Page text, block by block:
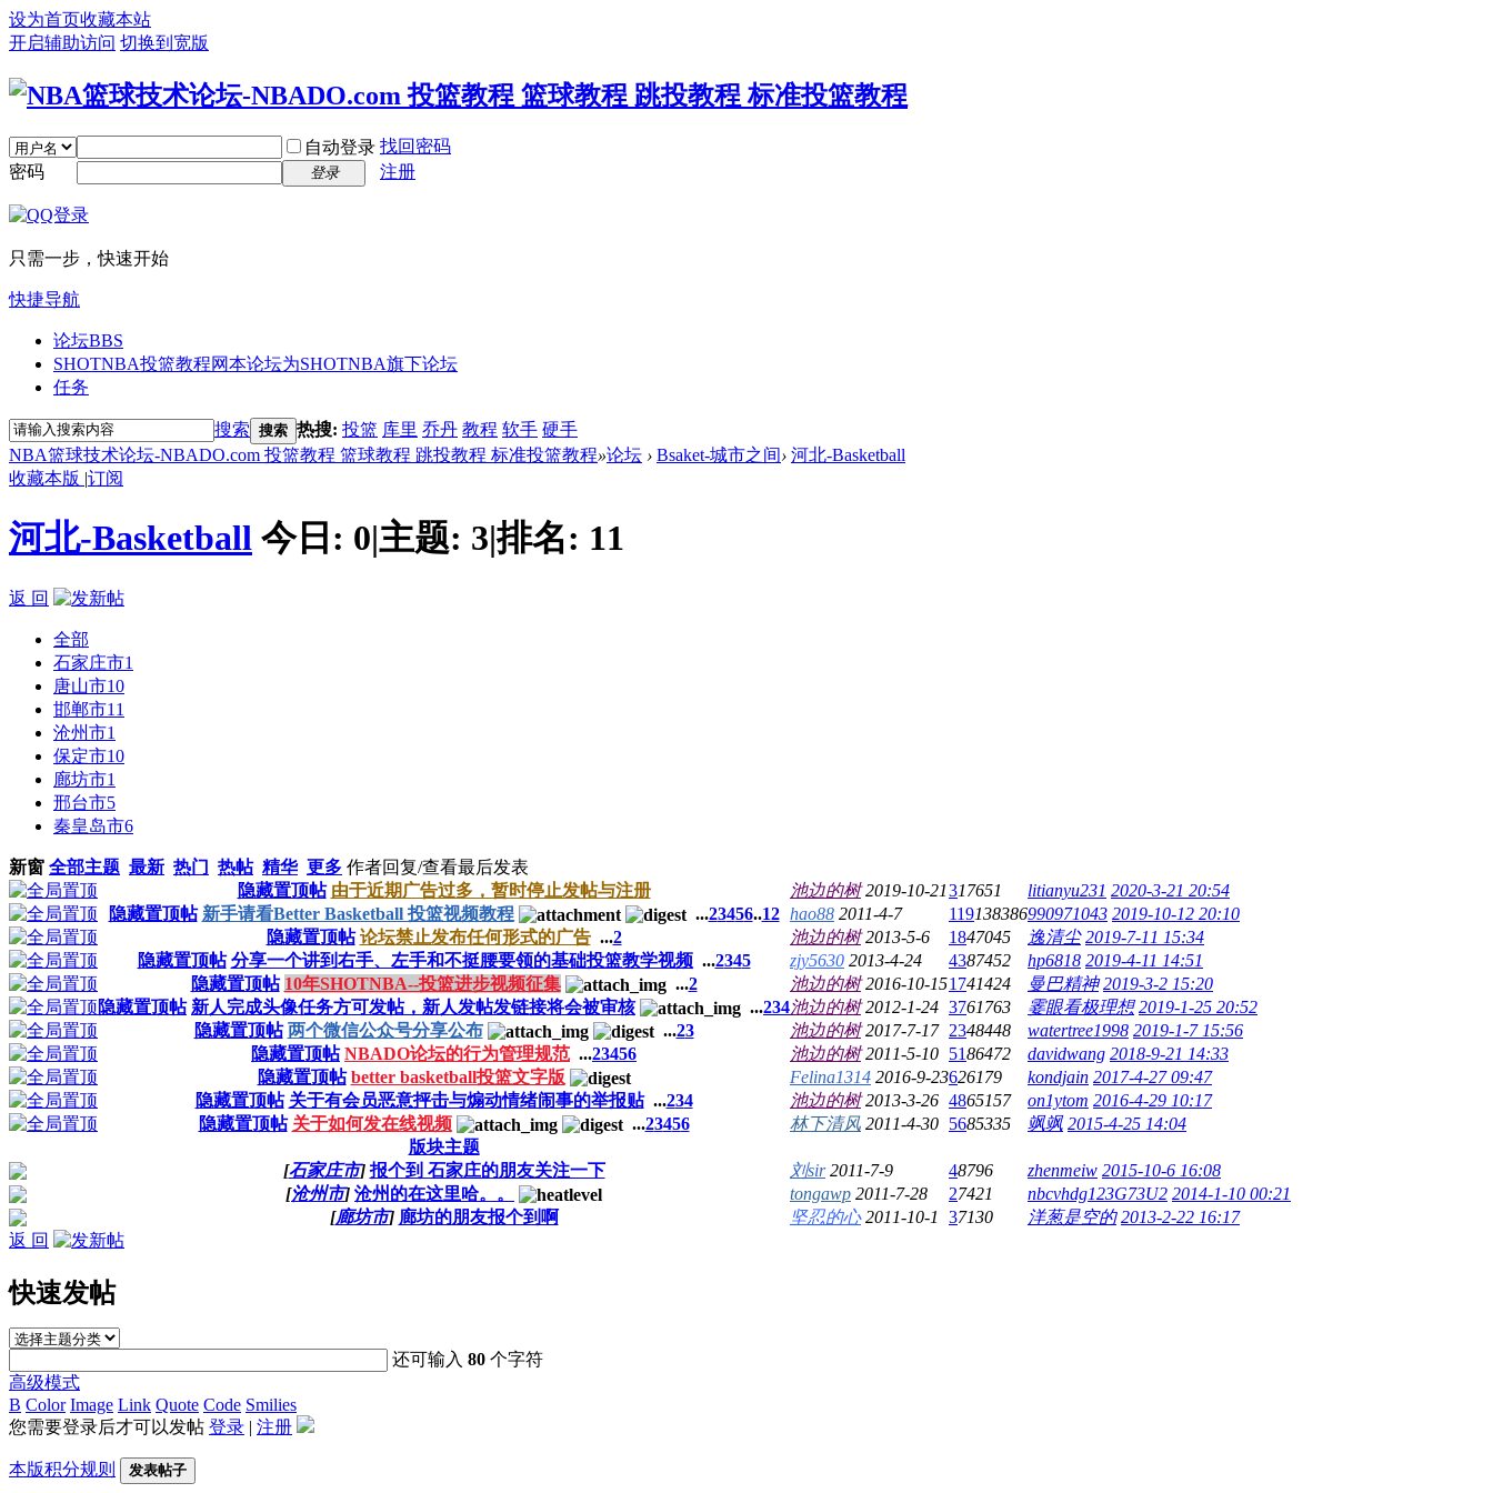
设为首页收藏本站
开启辅助访问 切换到宽版
自动登录 找回密码
密码
登录 注册
只需一步，快速开始
快捷导航
论坛BBS
SHOTNBA投篮教程网本论坛为SHOTNBA旗下论坛
任务
搜索 搜索 热搜: 投篮 库里 乔丹 教程 软手 硬手
NBA篮球技术论坛-NBADO.com 投篮教程 篮球教程 跳投教程 标准投篮教程»论坛 › Bsaket-城市之间› 河北-Basketball
收藏本版 |订阅
河北-Basketball 今日: 0|主题: 3|排名: 11
返 回
全部
石家庄市1
唐山市10
邯郸市11
沧州市1
保定市10
廊坊市1
邢台市5
秦皇岛市6
新窗 全部主题 最新 热门 热帖 精华 更多 作者回复/查看最后发表
隐藏置顶帖 由于近期广告过多，暂时停止发帖与注册 池边的树 2019-10-21317651 litianyu231 2020-3-21 20:54
隐藏置顶帖 新手请看Better Basketball 投篮视频教程 ...23456..12 hao88 2011-4-7 119138386990971043 2019-10-12 20:10
隐藏置顶帖 论坛禁止发布任何形式的广告 ...2 池边的树 2013-5-6 1847045 逸清尘 2019-7-11 15:34
隐藏置顶帖 分享一个讲到右手、左手和不挺腰要领的基础投篮教学视频 ...2345 zjy5630 2013-4-24 4387452 hp6818 2019-4-11 14:51
隐藏置顶帖 10年SHOTNBA--投篮进步视频征集 ...2 池边的树 2016-10-151741424 曼巴精神 2019-3-2 15:20
隐藏置顶帖 新人完成头像任务方可发帖，新人发帖发链接将会被审核 ...234池边的树 2012-1-24 3761763 霎眼看极理想 2019-1-25 20:52
隐藏置顶帖 两个微信公众号分享公布 ...23 池边的树 2017-7-17 2348448 watertree1998 2019-1-7 15:56
隐藏置顶帖 NBADO论坛的行为管理规范 ...23456 池边的树 2011-5-10 5186472 davidwang 2018-9-21 14:33
隐藏置顶帖 better basketball投篮文字版 Felina1314 2016-9-23626179 kondjain 2017-4-27 09:47
隐藏置顶帖 关于有会员恶意抨击与煽动情绪闹事的举报贴 ...234 池边的树 2013-3-26 4865157 on1ytom 2016-4-29 10:17
隐藏置顶帖 关于如何发在线视频 ...23456 林下清风 2011-4-30 5685335 飒飒 2015-4-25 14:04
版块主题
[石家庄市] 报个到 石家庄的朋友关注一下 刘sir 2011-7-9 48796 zhenmeiw 2015-10-6 16:08
[沧州市] 沧州的在这里哈。。 tongawp 2011-7-28 27421 nbcvhdg123G73U2 2014-1-10 00:21
[廊坊市] 廊坊的朋友报个到啊 坚忍的心 2011-10-1 37130 洋葱是空的 2013-2-22 16:17
返 回
快速发帖
还可输入80 个字符
高级模式
B Color Image Link Quote Code Smilies
您需要登录后才可以发帖 登录 | 注册
本版积分规则 发表帖子